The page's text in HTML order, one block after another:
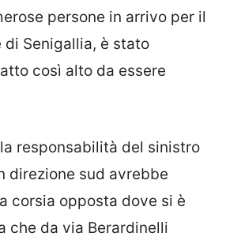
persone in arrivo per il
Senigallia, è stato
così alto da essere
responsabilità del sinistro
direzione sud avrebbe
corsia opposta dove si è
che da via Berardinelli